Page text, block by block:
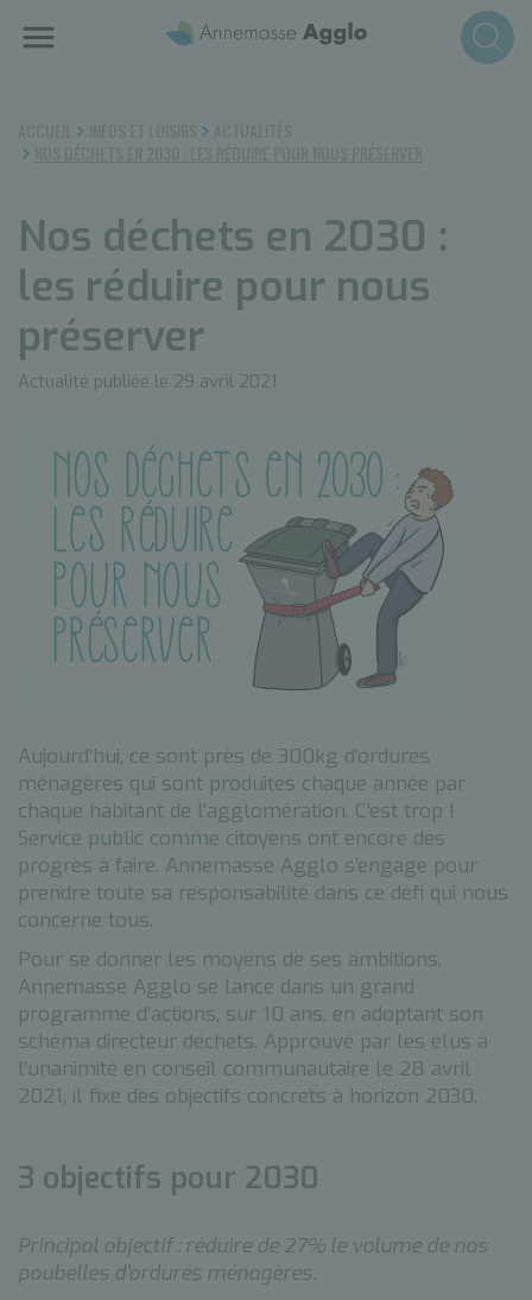
Nos déchets en 2030 :
les réduire pour nous
préserver
Actualité publiée le 29 avril 2021
Aujourd’hui, ce sont près de 300kg d’ordures
ménagères qui sont produites chaque année par
chaque habitant de l’agglomération. C’est trop !
Service public comme citoyens ont encore des
progrès à faire. Annemasse Agglo s’engage pour
prendre toute sa responsabilité dans ce défi qui nous
concerne tous.
Pour se donner les moyens de ses ambitions,
Annemasse Agglo se lance dans un grand
programme d’actions, sur 10 ans, en adoptant son
schéma directeur déchets. Approuvé par les élus à
l'unanimité en conseil communautaire le 28 avril
2021, il fixe des objectifs concrets à horizon 2030.
3 objectifs pour 2030
Principal objectif : réduire de 27% le volume de nos
poubelles d’ordures ménagères.